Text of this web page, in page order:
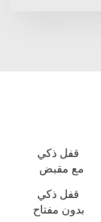
قفل ذكي
مع مقبض
قفل ذكي
بدون مفتاح